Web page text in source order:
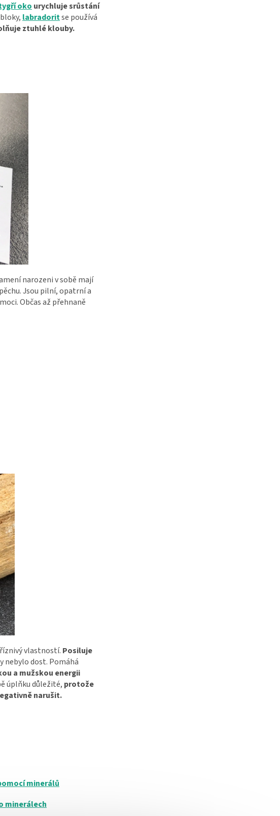
oko urychluje srůstání
labradoritse používá
ztuhlé klouby.
narozeni v sobě mají
Jsou pilní, opatrní a
Občas až přehnaně
vlastností. Posiluje
nebylo dost. Pomáhá
a mužskou energii
úplňku důležité, protože
narušit.
minerálů
minerálech